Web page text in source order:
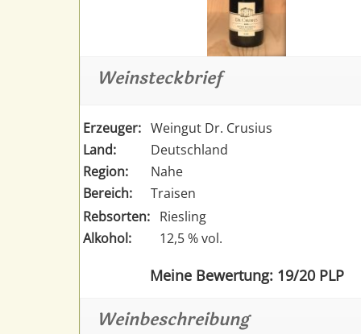
Weinsteckbrief
Erzeuger: Weingut Dr. Crusius
Land:
Deutschland
Region:
Nahe
Bereich:
Traisen
Rebsorten: Riesling
Alkohol:
12,5 % vol.
Meine Bewertung: 19/20 PLP
Weinbeschreibung